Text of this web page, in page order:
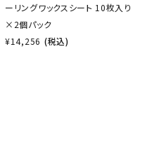
ーリングワックスシート 10枚入り
×2個パック
¥14,256 (税込)